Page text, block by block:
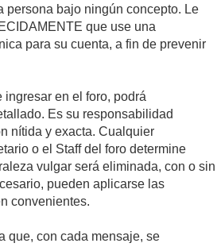
persona bajo ningún concepto. Le
que use una
para su cuenta, a fin de prevenir
ingresar en el foro, podrá
Es su responsabilidad
nítida y exacta. Cualquier
o el Staff del foro determine
vulgar será eliminada, con o sin
pueden aplicarse las
convenientes.
que, con cada mensaje, se